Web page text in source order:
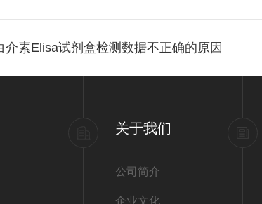
介素Elisa试剂盒检测数据不正确的原因
关于我们
公司简介
企业文化